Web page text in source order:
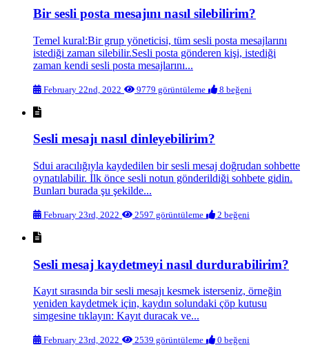
Bir sesli posta mesajını nasıl silebilirim?
Temel kural:Bir grup yöneticisi, tüm sesli posta mesajlarını
istediği zaman silebilir.Sesli posta gönderen kişi, istediği
zaman kendi sesli posta mesajlarını...
February 22nd, 2022 9779 görüntüleme 8 beğeni
Sesli mesajı nasıl dinleyebilirim?
Sdui aracılığıyla kaydedilen bir sesli mesaj doğrudan sohbette
oynatılabilir. İlk önce sesli notun gönderildiği sohbete gidin.
Bunları burada şu şekilde...
February 23rd, 2022 2597 görüntüleme 2 beğeni
Sesli mesaj kaydetmeyi nasıl durdurabilirim?
Kayıt sırasında bir sesli mesajı kesmek isterseniz, örneğin
yeniden kaydetmek için, kaydın solundaki çöp kutusu
simgesine tıklayın: Kayıt duracak ve...
February 23rd, 2022 2539 görüntüleme 0 beğeni